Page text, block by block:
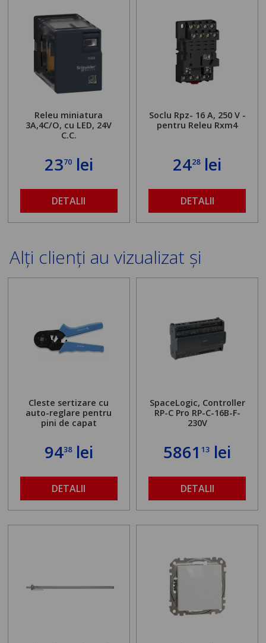
Releu miniatura
3A,4C/O, cu LED, 24V
C.C.
2370lei
DETALII
Soclu Rpz- 16 A, 250 V -
pentru Releu Rxm4
2428lei
DETALII
Alți clienți au vizualizat și
Cleste sertizare cu
auto-reglare pentru
pini de capat
9438lei
DETALII
SpaceLogic, Controller
RP-C Pro RP-C-16B-F-
230V
586113 lei
DETALII